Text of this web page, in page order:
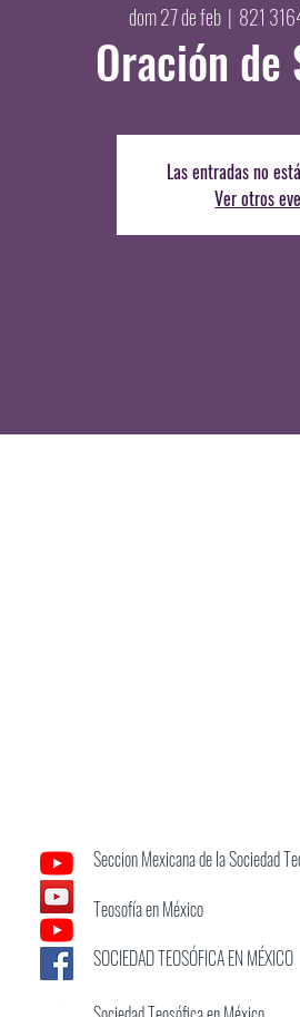
dom 27 de feb
  |
821
Oración de
Las entradas no
Ver otros
Seccion Mexicana de la Sociedad
Teosofía en México
SOCIEDAD TEOSÓFICA EN MÉXICO